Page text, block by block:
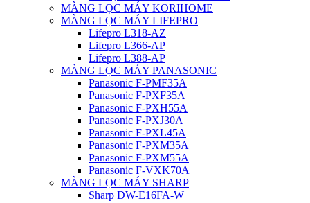
MÀNG LỌC MÁY KORIHOME
MÀNG LỌC MÁY LIFEPRO
Lifepro L318-AZ
Lifepro L366-AP
Lifepro L388-AP
MÀNG LỌC MÁY PANASONIC
Panasonic F-PMF35A
Panasonic F-PXF35A
Panasonic F-PXH55A
Panasonic F-PXJ30A
Panasonic F-PXL45A
Panasonic F-PXM35A
Panasonic F-PXM55A
Panasonic F-VXK70A
MÀNG LỌC MÁY SHARP
Sharp DW-E16FA-W